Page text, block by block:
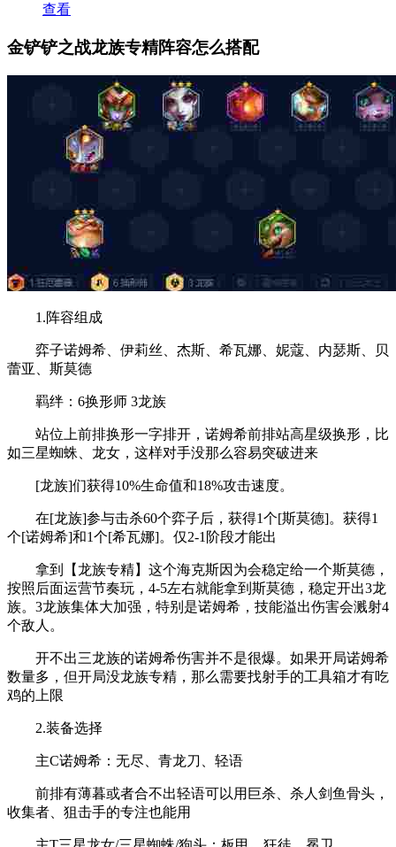
查看
金铲铲之战龙族专精阵容怎么搭配
1.阵容组成
弈子诺姆希、伊莉丝、杰斯、希瓦娜、妮蔻、内瑟斯、贝
蕾亚、斯莫德
羁绊：6换形师 3龙族
站位上前排换形一字排开，诺姆希前排站高星级换形，比
如三星蜘蛛、龙女，这样对手没那么容易突破进来
[龙族]们获得10%生命值和18%攻击速度。
在[龙族]参与击杀60个弈子后，获得1个[斯莫德]。获得1
个[诺姆希]和1个[希瓦娜]。仅2-1阶段才能出
拿到【龙族专精】这个海克斯因为会稳定给一个斯莫德，
按照后面运营节奏玩，4-5左右就能拿到斯莫德，稳定开出3龙
族。3龙族集体大加强，特别是诺姆希，技能溢出伤害会溅射4
个敌人。
开不出三龙族的诺姆希伤害并不是很爆。如果开局诺姆希
数量多，但开局没龙族专精，那么需要找射手的工具箱才有吃
鸡的上限
2.装备选择
主C诺姆希：无尽、青龙刀、轻语
前排有薄暮或者合不出轻语可以用巨杀、杀人剑鱼骨头，
收集者、狙击手的专注也能用